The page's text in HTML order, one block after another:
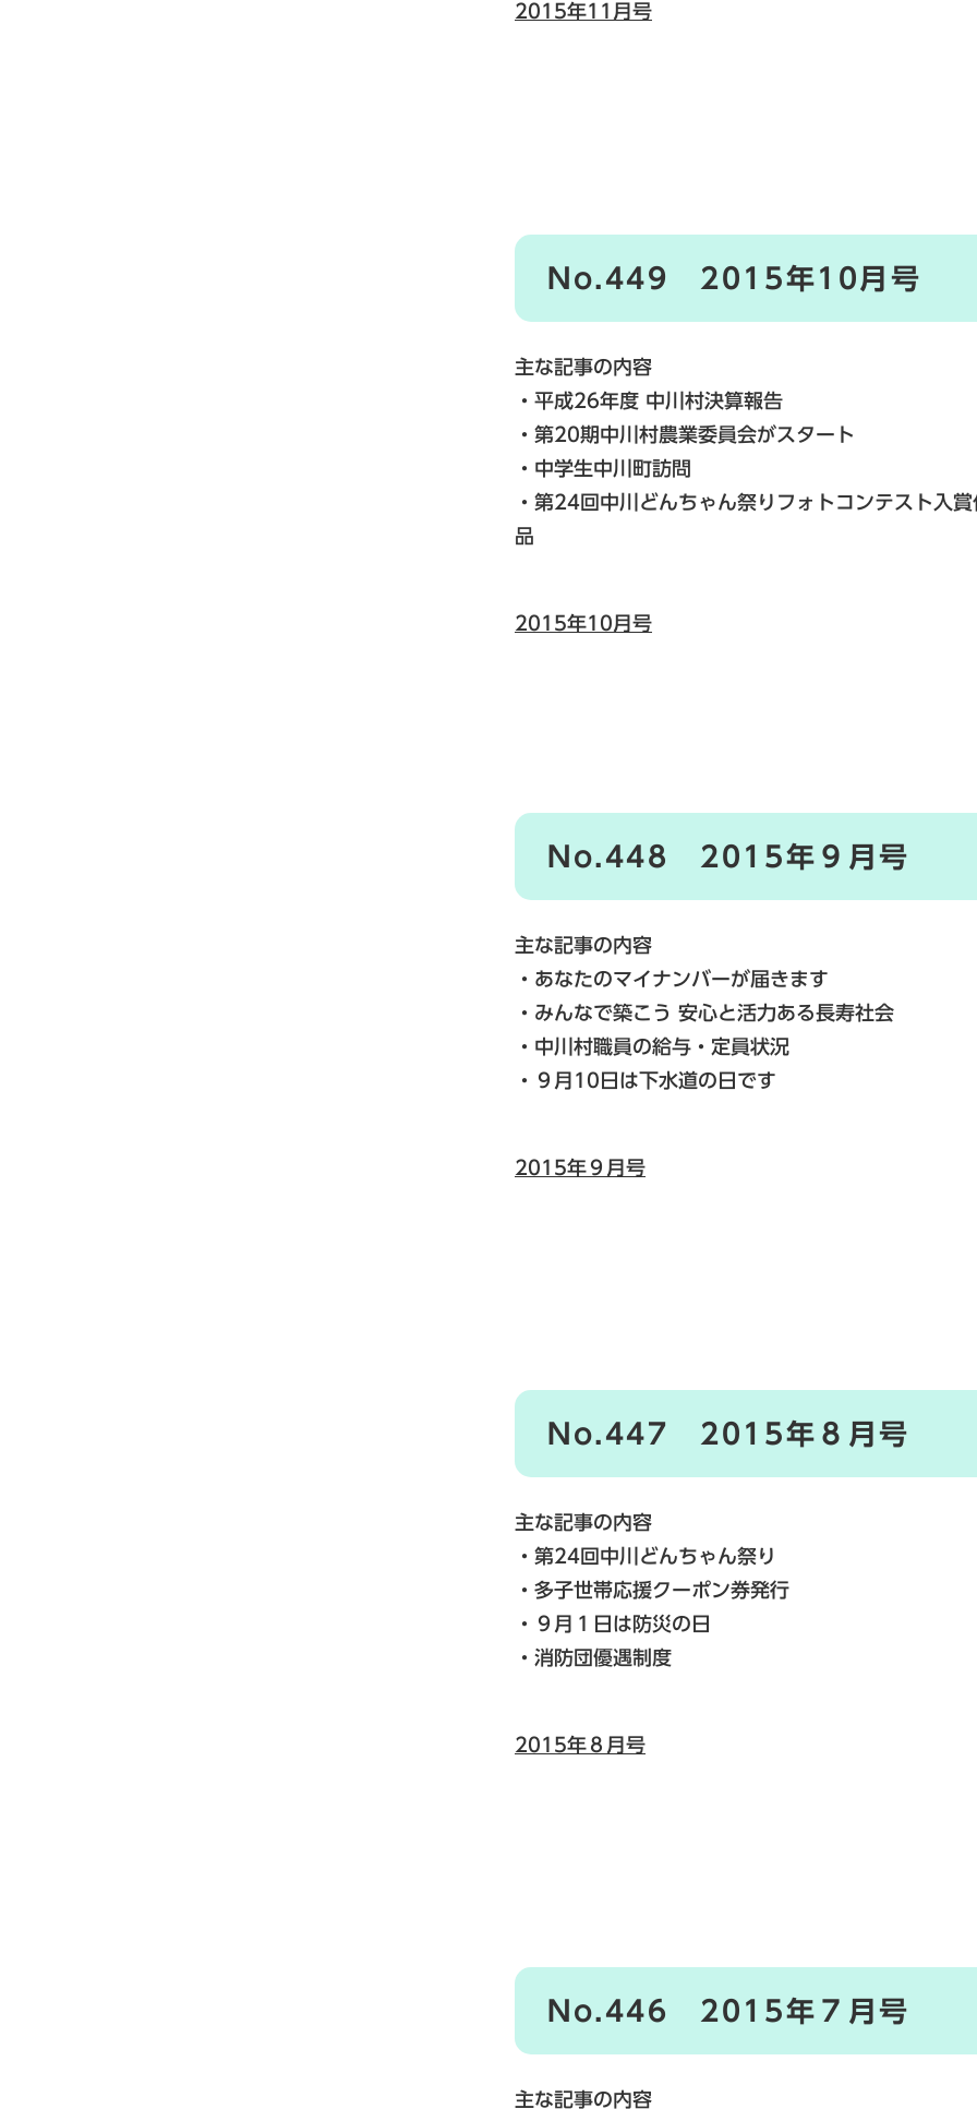
2015年11月号
No.449 2015年10月号
主な記事の内容
・平成26年度 中川村決算報告
・第20期中川村農業委員会がスタート
・中学生中川町訪問
・第24回中川どんちゃん祭りフォトコンテスト入賞
品
2015年10月号
No.448 2015年９月号
主な記事の内容
・あなたのマイナンバーが届きます
・みんなで築こう 安心と活力ある長寿社会
・中川村職員の給与・定員状況
・９月10日は下水道の日です
2015年９月号
No.447 2015年８月号
主な記事の内容
・第24回中川どんちゃん祭り
・多子世帯応援クーポン券発行
・９月１日は防災の日
・消防団優遇制度
2015年８月号
No.446 2015年７月号
主な記事の内容